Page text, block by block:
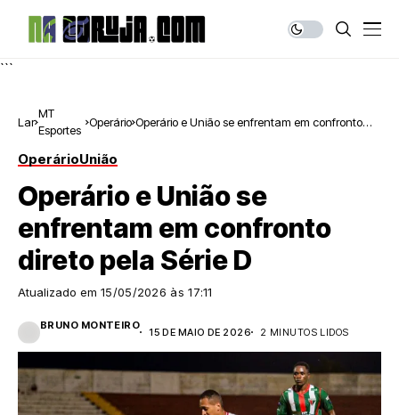
```
Lar
MT
Esportes
Operário Operário e União se enfrentam em confronto
OperárioUnião
Operário e União se
enfrentam em confronto
direto pela Série D
Atualizado em 15/05/2026 às 17:11
BRUNO MONTEIRO
15 DE MAIO DE 2026 2 MINUTOS LIDOS